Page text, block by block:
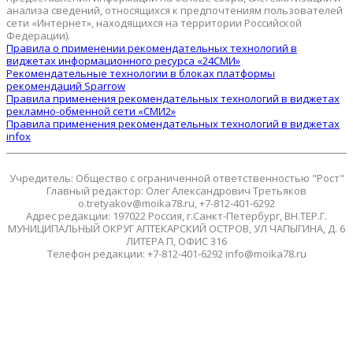
анализа сведений, относящихся к предпочтениям пользователей
сети «Интернет», находящихся на территории Российской
Федерации).
Правила о применении рекомендательных технологий в
виджетах информационного ресурса «24СМИ»
Рекомендательные технологии в блоках платформы
рекомендаций Sparrow
Правила применения рекомендательных технологий в виджетах
рекламно-обменной сети «СМИ2»
Правила применения рекомендательных технологий в виджетах
infox
Учредитель: Общество с ограниченной ответственностью "Рост"
Главный редактор: Олег Александрович Третьяков
o.tretyakov@moika78.ru, +7-812-401-6292
Адрес редакции: 197022 Россия, г.Санкт-Петербург, ВН.ТЕР.Г.
МУНИЦИПАЛЬНЫЙ ОКРУГ АПТЕКАРСКИЙ ОСТРОВ, УЛ ЧАПЫГИНА, Д. 6
ЛИТЕРА П, ОФИС 316
Телефон редакции: +7-812-401-6292 info@moika78.ru